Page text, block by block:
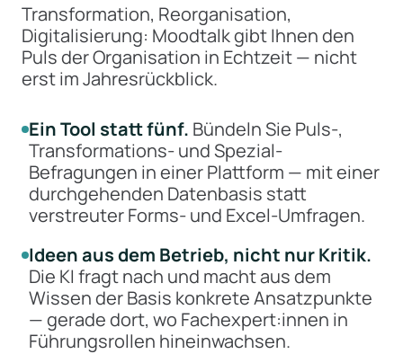
Transformation, Reorganisation,
Digitalisierung: Moodtalk gibt Ihnen den
Puls der Organisation in Echtzeit — nicht
erst im Jahresrückblick.
Ein Tool statt fünf. Bündeln Sie Puls-,
Transformations- und Spezial-
Befragungen in einer Plattform — mit einer
durchgehenden Datenbasis statt
verstreuter Forms- und Excel-Umfragen.
Ideen aus dem Betrieb, nicht nur Kritik.
Die KI fragt nach und macht aus dem
Wissen der Basis konkrete Ansatzpunkte
— gerade dort, wo Fachexpert:innen in
Führungsrollen hineinwachsen.